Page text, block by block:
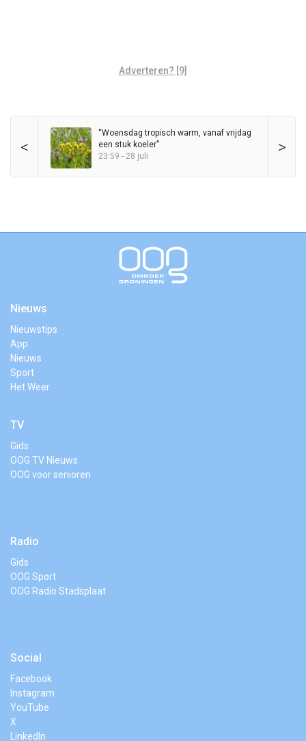
Adverteren? [9]
< >
“Woensdag tropisch warm, vanaf vrijdag
een stuk koeler”
23:59 - 28 juli
Nieuws
Nieuwstips
App
Nieuws
Sport
Het Weer
TV
Gids
OOG TV Nieuws
OOG voor senioren
Radio
Gids
OOG Sport
OOG Radio Stadsplaat
Social
Facebook
Instagram
YouTube
X
LinkedIn